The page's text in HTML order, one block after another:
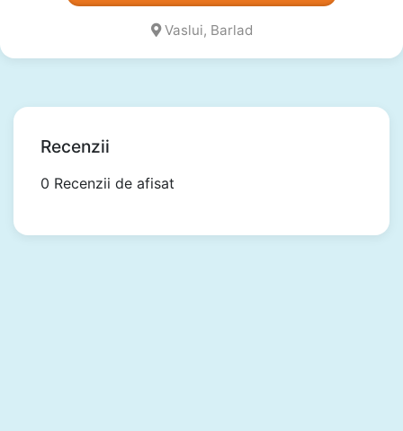
Vaslui, Barlad
Recenzii
0 Recenzii de afisat